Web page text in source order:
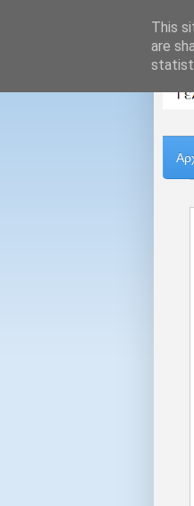
This
are